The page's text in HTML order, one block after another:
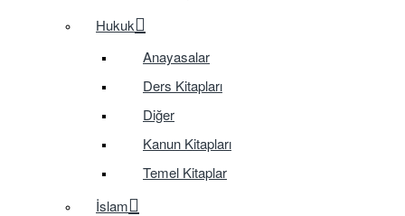
Hukuk
Anayasalar
Ders Kitapları
Diğer
Kanun Kitapları
Temel Kitaplar
İslam